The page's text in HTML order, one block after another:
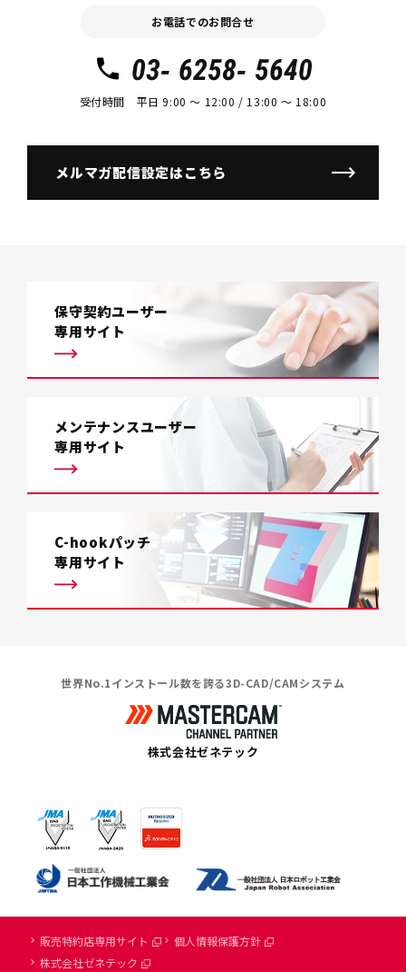
お電話でのお問合せ
03- 6258- 5640
受付時間 平日 9:00 〜 12:00 / 13:00 〜 18:00
メルマガ配信設定はこちら
保守契約ユーザー
専用サイト
メンテナンスユーザー
専用サイト
C-hookパッチ
専用サイト
世界No.1インストール数を誇る3D-CAD/CAMシステム
株式会社ゼネテック
販売特約店専用サイト
個人情報保護方針
株式会社ゼネテック